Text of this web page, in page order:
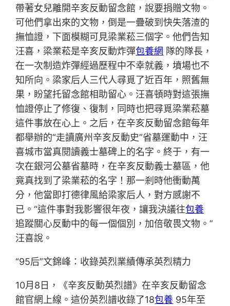
帶著女兒離開辛亥反動留念館，說要捐贈文物。
可他們拿出來的文物，倒是一疊破到快失落渣的
撫恤證，下面模糊可見梁業菘三個字。他們告知
汪喜，梁業菘是辛亥反動炸彈包養網 隊的隊長，
在一次制造炸彈經過歷程中不幸就義，墳場也不
知所向。梁家后人三代人尋覓了近百年，照舊無
果，盼望托留念館相助留心。汪喜頓時對這張撫
恤證停止了修復、復制，同時也把尋覓梁業菘墓
這件事放在心上。之后，在辛亥反動留念館每年
都舉辦的“走讀廣州辛亥反動史”省墓運動中，汪
喜城市當真閱讀義士墓碑上的名字。終于，有一
次在銀河公墓省墓時，在辛亥反動義士墓區，他
竟真找到了梁業菘的名字！那一剎時他衝動萬
分，他當即打德律風給梁家后人，對方感謝不
已。“這件事對我影響很年夜，讓我決議往包養
追蹤關心反動中的每一個個別，加倍敬畏文物。”
汪喜說。
“95后”文錦峰：收錄英烈業績傳承英烈精力
10月8日，《辛亥反動英烈譜》在辛亥反動留念
館官網上線。這份英烈譜收錄了18包養 95年至